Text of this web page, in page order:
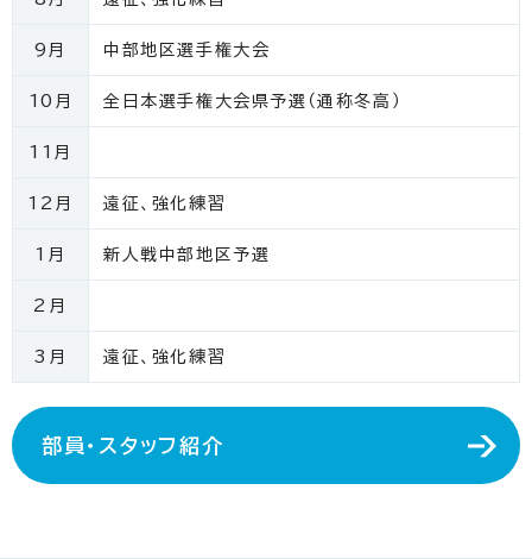
9月 中部地区選手権大会
10月 全日本選手権大会県予選（通称冬高）
11月
12月 遠征、強化練習
1月 新人戦中部地区予選
2月
3月 遠征、強化練習
部員・スタッフ紹介